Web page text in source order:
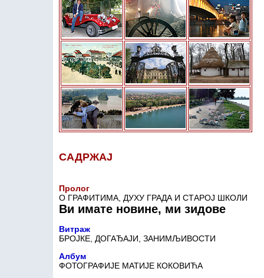
САДРЖАЈ
Пролог
О ГРАФИТИМА, ДУХУ ГРАДА И СТАРОЈ ШКОЛИ
Ви имате новине, ми зидове
Витраж
БРОЈКЕ, ДОГАЂАЈИ, ЗАНИМЉИВОСТИ
Албум
ФОТОГРАФИЈЕ МАТИЈЕ КОКОВИЋА